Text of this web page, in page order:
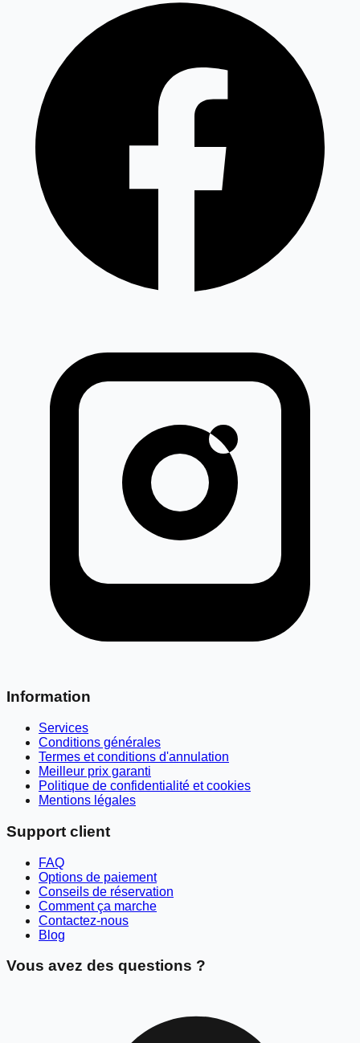
Information
Services
Conditions générales
Termes et conditions d'annulation
Meilleur prix garanti
Politique de confidentialité et cookies
Mentions légales
Support client
FAQ
Options de paiement
Conseils de réservation
Comment ça marche
Contactez-nous
Blog
Vous avez des questions ?